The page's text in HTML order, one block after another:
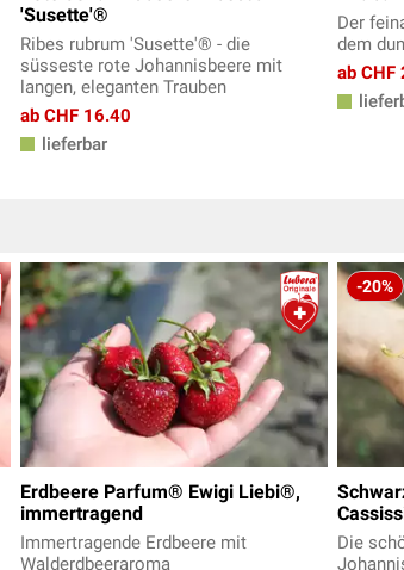
'Susette'®
Ribes rubrum 'Susette'® - die
süsseste rote Johannisbeere mit
langen, eleganten Trauben
ab CHF 16.40
lieferbar
Der
dem
ab
Erdbeere Parfum® Ewigi Liebi®,
immertragend
Immertragende Erdbeere mit
Walderdbeeraroma
-20%
Die